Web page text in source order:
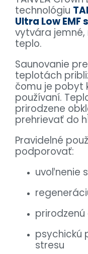
technológiu
Ultra Low
vytvára
teplo.
Saunovanie
teplotách
čomu je pobyt
používaní.
prirodzene
prehrievať do
Pravidelné
podporovať:
uvoľnenie
psychickú
stresu